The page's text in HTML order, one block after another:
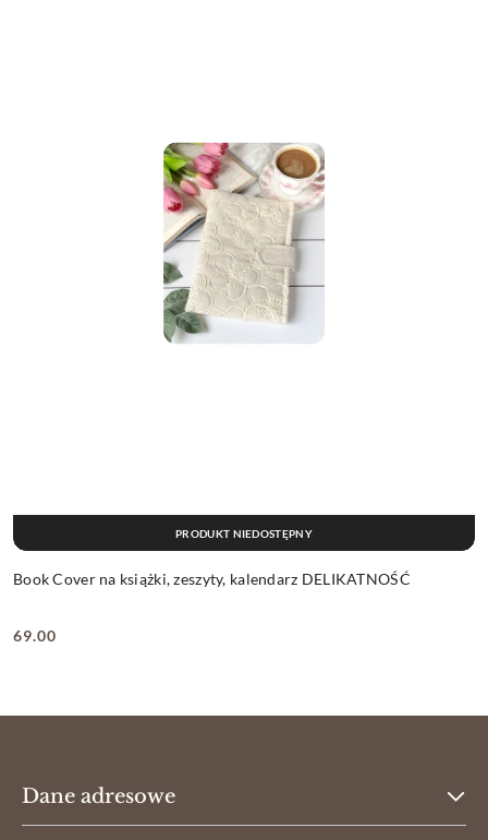
Book Cover na książki, zeszyty, kalendarz DELIKATNOŚĆ
Cena:
69.00
PRODUKT NIEDOSTĘPNY
Dane adresowe